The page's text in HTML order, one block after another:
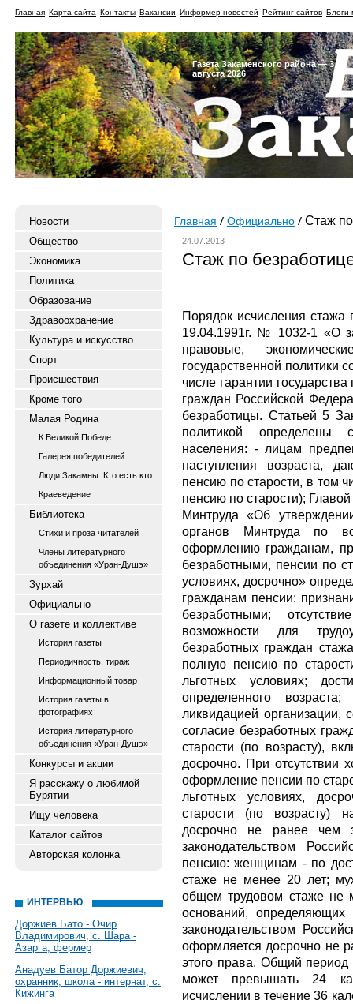
Главная Карта сайта Контакты Вакансии Информер новостей Рейтинг сайтов Блоги
Газета Закаменского района — 3
августа 2026
Новости
Общество
Экономика
Политика
Образование
Здравоохранение
Культура и искусство
Спорт
Происшествия
Кроме того
Малая Родина
К Великой Победе
Галерея победителей
Люди Закамны. Кто есть кто
Краеведение
Библиотека
Стихи и проза читателей
Члены литературного
объединения «Уран-Душэ»
Зурхай
Официально
О газете и коллективе
История газеты
Периодичность, тираж
Информационный товар
История газеты в
фотографиях
История литературного
объединения «Уран-Душэ»
Конкурсы и акции
Я расскажу о любимой
Бурятии
Ищу человека
Каталог сайтов
Авторская колонка
ИНТЕРВЬЮ
Доржиев Бато - Очир
Владимирович, с. Шара -
Азарга, фермер
Анадуев Батор Доржиевич,
охранник, школа - интернат, с.
Кижинга
Главная Официально Стаж
24.07.2013
Стаж по
Порядок исчисления
19.04.1991г. № 1032-1 «О
правовые,
государственной политики
числе гарантии
граждан Российской
безработицы. Статьей 5
политикой определены
населения: - лицам
наступления возраста,
пенсию по старости, в том
пенсию по старости);
Минтруда «Об
органов Минтруда по
оформлению гражданам,
безработными, пенсии по
условиях, досрочно»
гражданам пенсии:
безработными;
возможности для
безработных граждан
полную пенсию по
льготных условиях;
определенного
ликвидацией организации,
согласие безработных
старости (по возрасту),
досрочно. При отсутствии
оформление пенсии по
льготных условиях,
старости (по возрасту)
досрочно не ранее чем
законодательством
пенсию: женщинам - по
стаже не менее 20 лет;
общем трудовом стаже не
оснований,
законодательством
оформляется досрочно не
этого права. Общий
может превышать 24
исчислении в течение 36